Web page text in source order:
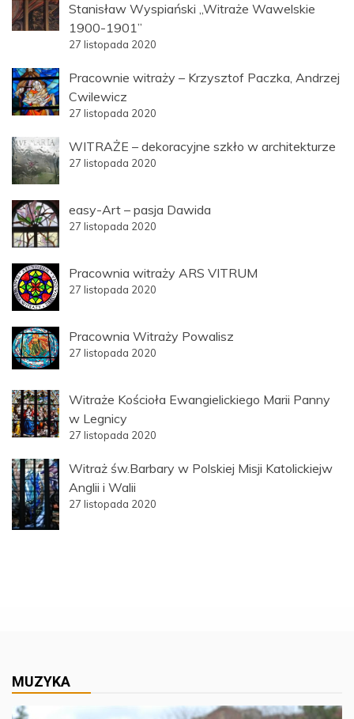
Stanisław Wyspiański „Witraże Wawelskie
1900-1901”
27 listopada 2020
Pracownie witraży – Krzysztof Paczka, Andrzej
Cwilewicz
27 listopada 2020
WITRAŻE – dekoracyjne szkło w architekturze
27 listopada 2020
easy-Art – pasja Dawida
27 listopada 2020
Pracownia witraży ARS VITRUM
27 listopada 2020
Pracownia Witraży Powalisz
27 listopada 2020
Witraże Kościoła Ewangielickiego Marii Panny
w Legnicy
27 listopada 2020
Witraż św.Barbary w Polskiej Misji Katolickiejw
Anglii i Walii
27 listopada 2020
MUZYKA